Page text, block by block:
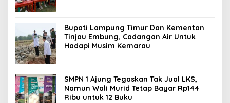
Bupati Lampung Timur Dan Kementan
Tinjau Embung, Cadangan Air Untuk
Hadapi Musim Kemarau
SMPN 1 Ajung Tegaskan Tak Jual LKS,
Namun Wali Murid Tetap Bayar Rp144
Ribu untuk 12 Buku